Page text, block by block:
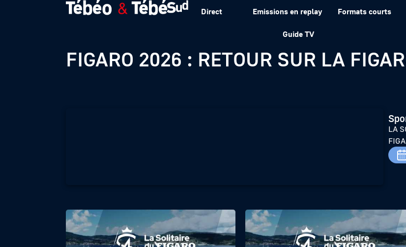
Direct Emissions en replay Formats courts
Guide TV
LA SOLITAIRE DU FIGARO PAPREC –
FIGARO 2026 : RETOUR SUR LA
LA